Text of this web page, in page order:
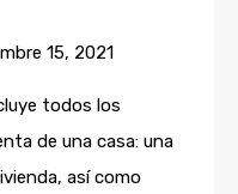
15, 2021
todos los
de una casa: una
así como